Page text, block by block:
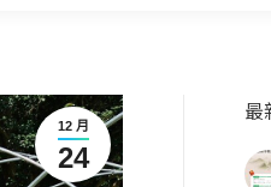
12 月
24
最